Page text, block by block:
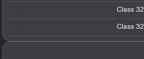
Class 32
Class 32